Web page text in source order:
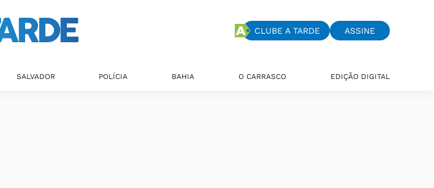
CLUBE A TARDE ASSINE
SALVADOR POLÍCIA BAHIA O CARRASCO EDIÇÃO DIGITAL